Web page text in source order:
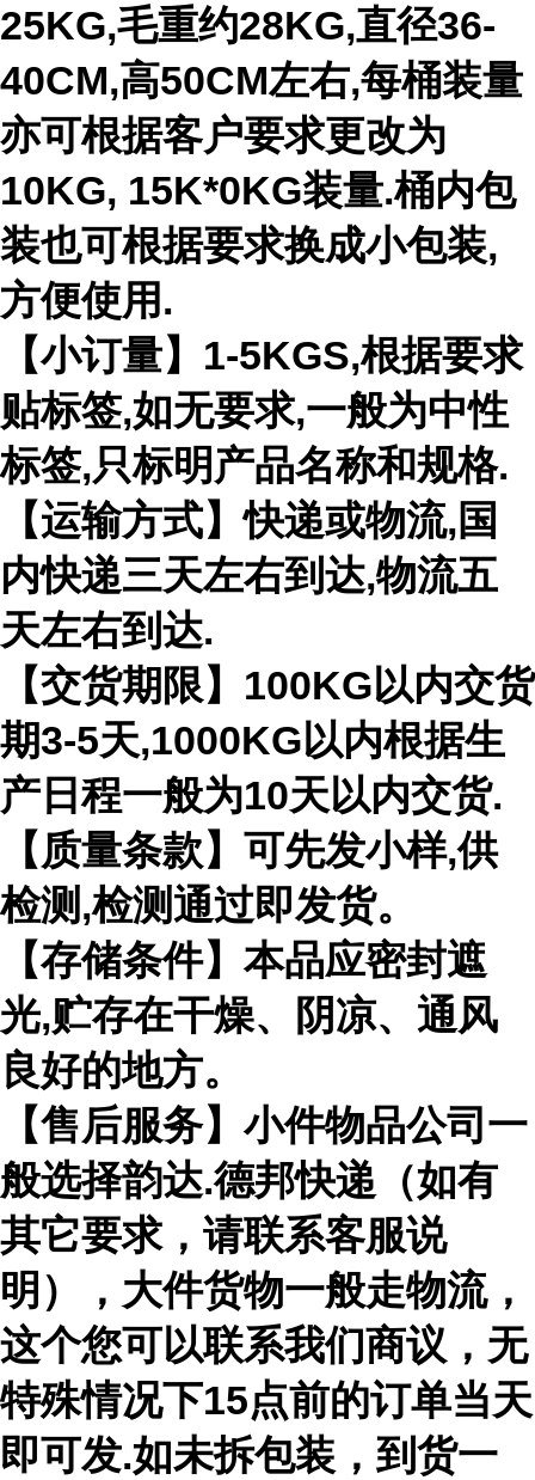
25KG,毛重约28KG,直径36-
40CM,高50CM左右,每桶装量
亦可根据客户要求更改为
10KG, 15K*0KG装量.桶内包
装也可根据要求换成小包装,
方便使用.
【小订量】1-5KGS,根据要求
贴标签,如无要求,一般为中性
标签,只标明产品名称和规格.
【运输方式】快递或物流,国
内快递三天左右到达,物流五
天左右到达.
【交货期限】100KG以内交货
期3-5天,1000KG以内根据生
产日程一般为10天以内交货.
【质量条款】可先发小样,供
检测,检测通过即发货。
【存储条件】本品应密封遮
光,贮存在干燥、阴凉、通风
良好的地方。
【售后服务】小件物品公司一
般选择韵达.德邦快递（如有
其它要求，请联系客服说
明），大件货物一般走物流，
这个您可以联系我们商议，无
特殊情况下15点前的订单当天
即可发.如未拆包装，到货一